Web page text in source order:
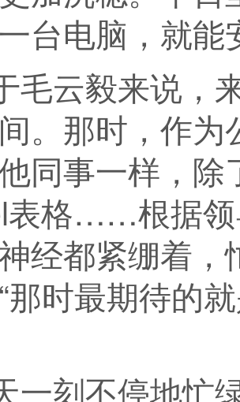
台电脑，就能
毛云毅来说，
。那时，作
同事一样，
表格……根据领
经都紧绷着
那时最期待的
一刻不停地忙